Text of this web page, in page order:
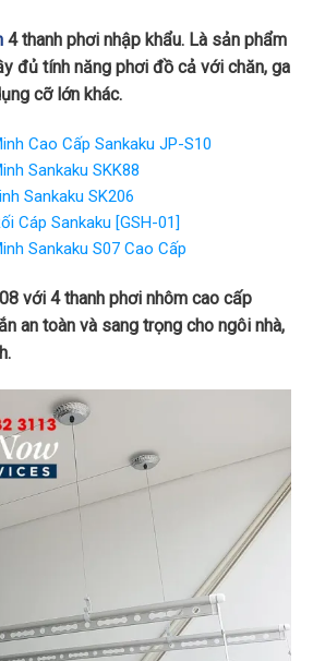
4 thanh phơi nhập khẩu. Là sản phẩm
đủ tính năng phơi đồ cả với chăn, ga
cỡ lớn khác.
Cao Cấp Sankaku JP-S10
Sankaku SKK88
Sankaku SK206
Cáp Sankaku [GSH-01]
Sankaku S07 Cao Cấp
với 4 thanh phơi nhôm cao cấp
an toàn và sang trọng cho ngôi nhà,